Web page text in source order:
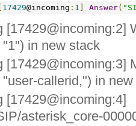
[ 17429@incoming : 1 ] Answer(
[17429@incoming:2]
in new stack
[17429@incoming:3]
callerid,") in
[17429@incoming:4]
asterisk_core-